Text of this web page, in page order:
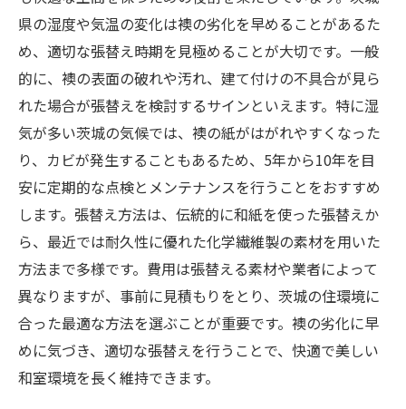
県の湿度や気温の変化は襖の劣化を早めることがあるた
め、適切な張替え時期を見極めることが大切です。一般
的に、襖の表面の破れや汚れ、建て付けの不具合が見ら
れた場合が張替えを検討するサインといえます。特に湿
気が多い茨城の気候では、襖の紙がはがれやすくなった
り、カビが発生することもあるため、5年から10年を目
安に定期的な点検とメンテナンスを行うことをおすすめ
します。張替え方法は、伝統的に和紙を使った張替えか
ら、最近では耐久性に優れた化学繊維製の素材を用いた
方法まで多様です。費用は張替える素材や業者によって
異なりますが、事前に見積もりをとり、茨城の住環境に
合った最適な方法を選ぶことが重要です。襖の劣化に早
めに気づき、適切な張替えを行うことで、快適で美しい
和室環境を長く維持できます。